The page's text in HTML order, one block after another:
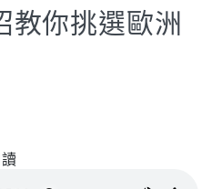
教你挑選歐洲